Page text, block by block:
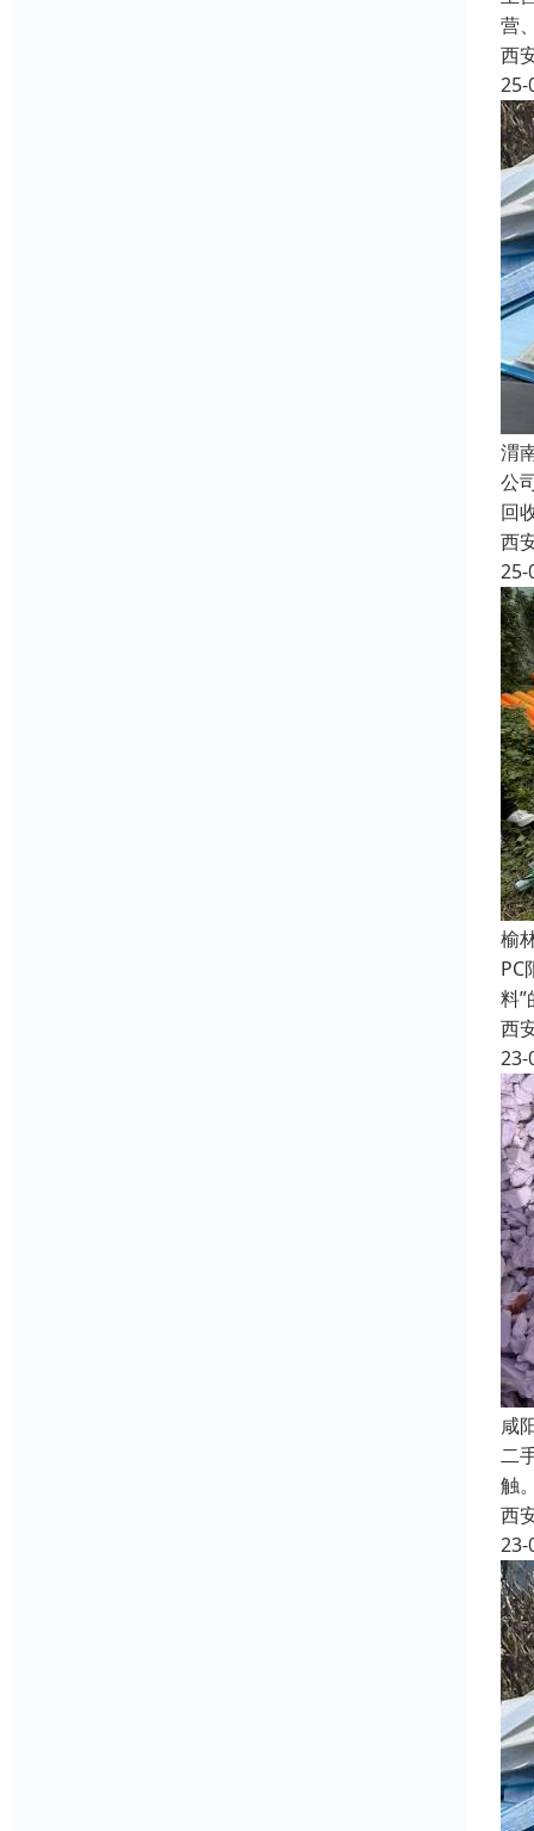
营
西
25-
渭
公
回
西
25-
榆
PC
料
西
23-
咸
二
触
西
23-